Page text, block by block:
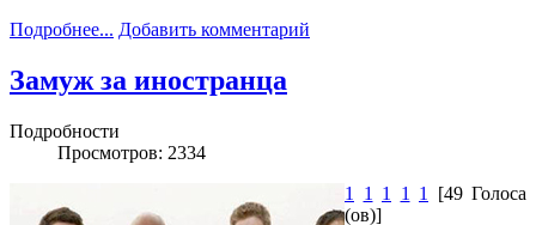
Подробнее... Добавить комментарий
Замуж за иностранца
Подробности
Просмотров: 2334
1
1 1 1 1
[49 Голоса
(ов)]